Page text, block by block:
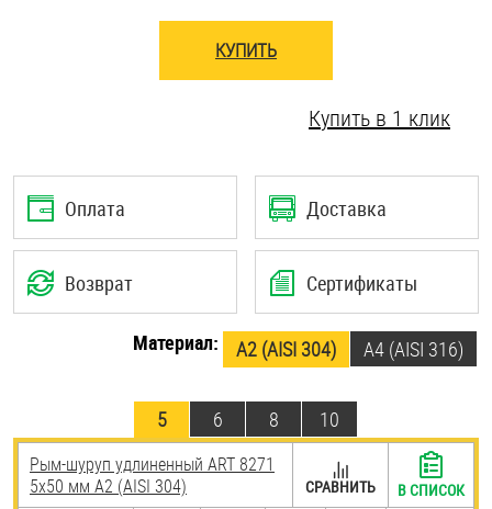
Штифты и пальцы
КУПИТЬ
Купить в 1 клик
Оплата Доставка
Возврат Сертификаты
Материал: А2 (AISI 304) A4 (AISI 316)
5 6 8 10
Рым-шуруп удлиненный ART 8271
5х50 мм А2 (AISI 304)
СРАВНИТЬ В СПИСОК